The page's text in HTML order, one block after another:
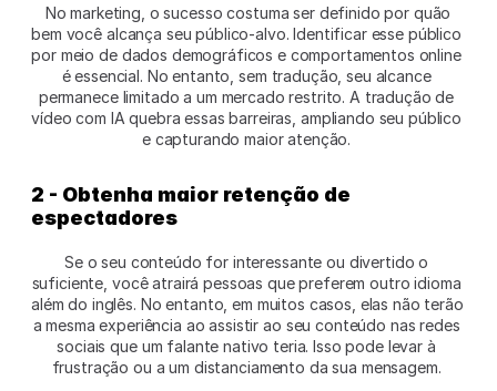
No marketing, o sucesso costuma ser definido por quão
bem você alcança seu público-alvo. Identificar esse público
por meio de dados demográficos e comportamentos online
é essencial. No entanto, sem tradução, seu alcance
permanece limitado a um mercado restrito. A tradução de
vídeo com IA quebra essas barreiras, ampliando seu público
e capturando maior atenção.
2 - Obtenha maior retenção de
espectadores
Se o seu conteúdo for interessante ou divertido o
suficiente, você atrairá pessoas que preferem outro idioma
além do inglês. No entanto, em muitos casos, elas não terão
a mesma experiência ao assistir ao seu conteúdo nas redes
sociais que um falante nativo teria. Isso pode levar à
frustração ou a um distanciamento da sua mensagem.